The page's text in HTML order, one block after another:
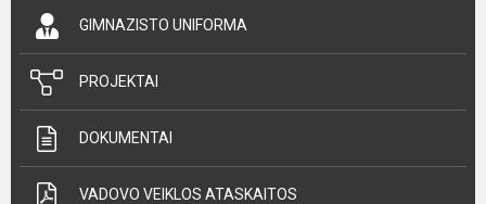
GIMNAZISTO UNIFORMA
PROJEKTAI
DOKUMENTAI
VADOVO VEIKLOS ATASKAITOS